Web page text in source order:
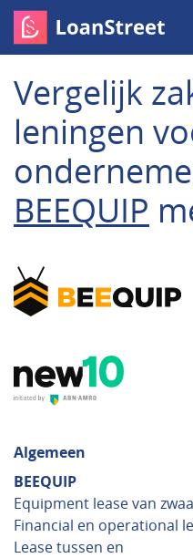
Vergelijk
leningen
BEEQUIP
Algemeen
BEEQUIP
Equipment lease van
Financial en operational
Lease tussen en